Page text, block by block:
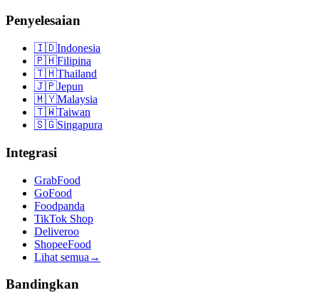
Penyelesaian
🇮🇩Indonesia
🇵🇭Filipina
🇹🇭Thailand
🇯🇵Jepun
🇲🇾Malaysia
🇹🇼Taiwan
🇸🇬Singapura
Integrasi
GrabFood
GoFood
Foodpanda
TikTok Shop
Deliveroo
ShopeeFood
Lihat semua →
Bandingkan